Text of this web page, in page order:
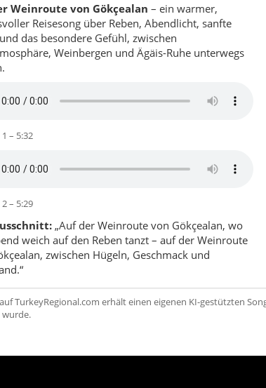
Weinroute von Gökçealan – ein warmer,
Reisesong über Reben, Abendlicht, sanfte
das besondere Gefühl, zwischen
Weinbergen und Ägäis-Ruhe unterwegs
– 5:32
– 5:29
„Auf der Weinroute von Gökçealan, wo
weich auf den Reben tanzt – auf der Weinroute
zwischen Hügeln, Geschmack und
auf TurkeyRegional.com erhält einen eigenen KI-gestützten